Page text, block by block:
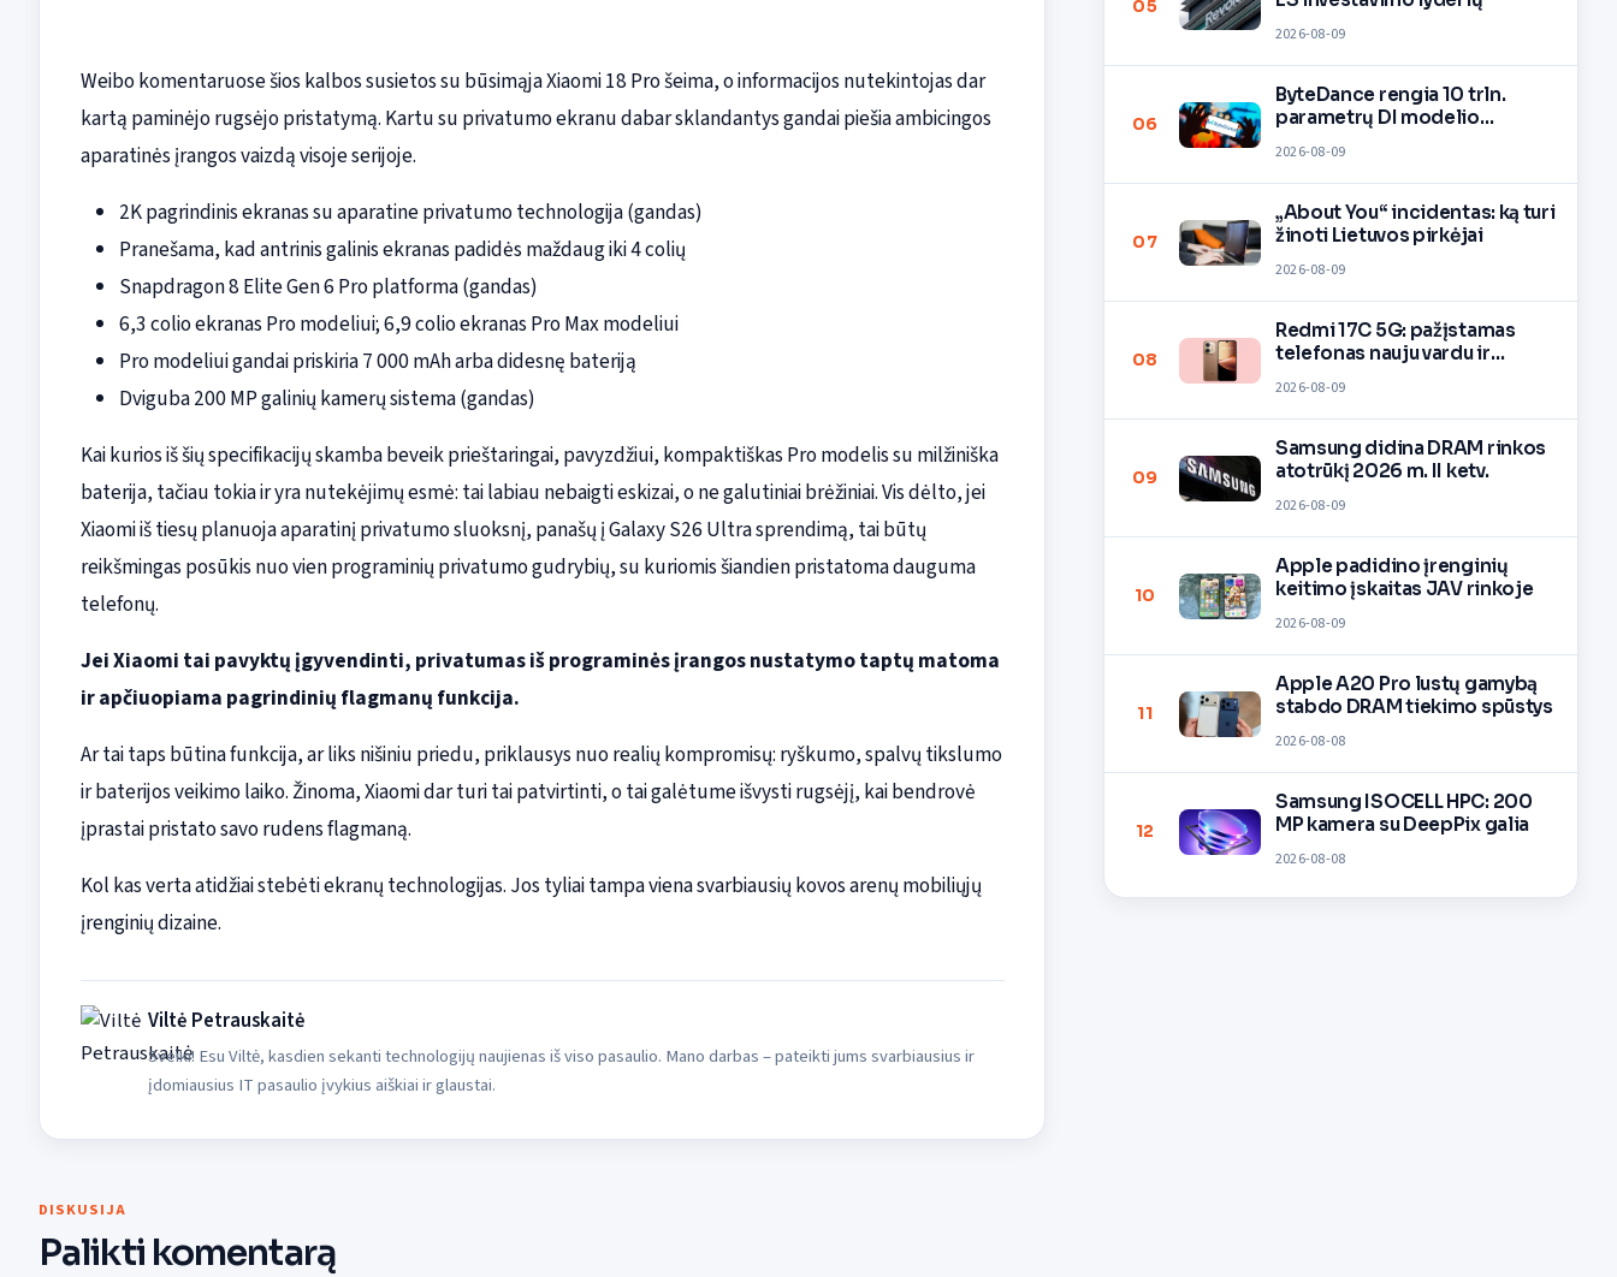
Weibo komentaruose šios kalbos susietos su būsimąja Xiaomi 18 Pro šeima, o informacijos nutekintojas dar
kartą paminėjo rugsėjo pristatymą. Kartu su privatumo ekranu dabar sklandantys gandai piešia ambicingos
aparatinės įrangos vaizdą visoje serijoje.
2K pagrindinis ekranas su aparatine privatumo technologija (gandas)
Pranešama, kad antrinis galinis ekranas padidės maždaug iki 4 colių
Snapdragon 8 Elite Gen 6 Pro platforma (gandas)
6,3 colio ekranas Pro modeliui; 6,9 colio ekranas Pro Max modeliui
Pro modeliui gandai priskiria 7 000 mAh arba didesnę bateriją
Dviguba 200 MP galinių kamerų sistema (gandas)
Kai kurios iš šių specifikacijų skamba beveik prieštaringai, pavyzdžiui, kompaktiškas Pro modelis su milžiniška
baterija, tačiau tokia ir yra nutekėjimų esmė: tai labiau nebaigti eskizai, o ne galutiniai brėžiniai. Vis dėlto, jei
Xiaomi iš tiesų planuoja aparatinį privatumo sluoksnį, panašų į Galaxy S26 Ultra sprendimą, tai būtų
reikšmingas posūkis nuo vien programinių privatumo gudrybių, su kuriomis šiandien pristatoma dauguma
telefonų.
Jei Xiaomi tai pavyktų įgyvendinti, privatumas iš programinės įrangos nustatymo taptų matoma
ir apčiuopiama pagrindinių flagmanų funkcija.
Ar tai taps būtina funkcija, ar liks nišiniu priedu, priklausys nuo realių kompromisų: ryškumo, spalvų tikslumo
ir baterijos veikimo laiko. Žinoma, Xiaomi dar turi tai patvirtinti, o tai galėtume išvysti rugsėjį, kai bendrovė
įprastai pristato savo rudens flagmaną.
Kol kas verta atidžiai stebėti ekranų technologijas. Jos tyliai tampa viena svarbiausių kovos arenų mobiliųjų
įrenginių dizaine.
Viltė Petrauskaitė
Sveiki! Esu Viltė, kasdien sekanti technologijų naujienas iš viso pasaulio. Mano darbas – pateikti jums svarbiausius ir
įdomiausius IT pasaulio įvykius aiškiai ir glaustai.
DISKUSIJA
Palikti komentarą
05
2026-08-09
06
ByteDance rengia 10 trln.
parametrų DI modelio
2026-08-09
07
„About You“ incidentas: ką turi
žinoti Lietuvos pirkėjai
2026-08-09
08
Redmi 17C 5G: pažįstamas
telefonas nauju vardu ir
2026-08-09
09
Samsung didina DRAM rinkos
atotrūkį 2026 m. II ketv.
2026-08-09
10
Apple padidino įrenginių
keitimo įskaitas JAV rinkoje
2026-08-09
11
Apple A20 Pro lustų gamybą
stabdo DRAM tiekimo spūstys
2026-08-08
12
Samsung ISOCELL HPC: 200
MP kamera su DeepPix galia
2026-08-08